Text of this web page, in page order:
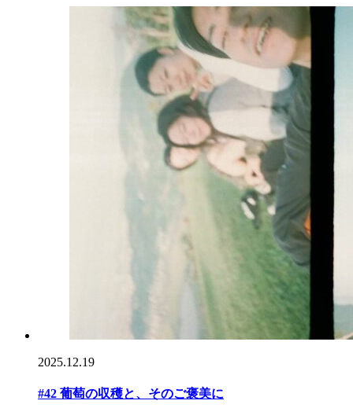
2025.12.19
#42 葡萄の収穫と、そのご褒美に